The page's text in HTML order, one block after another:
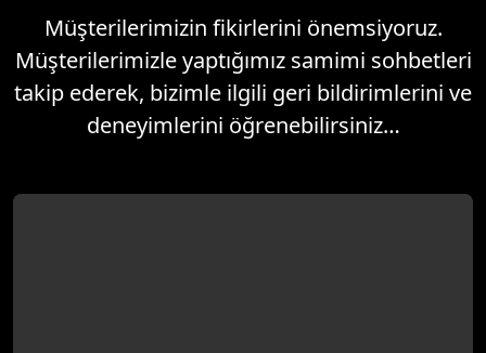
Müşterilerimizin fikirlerini önemsiyoruz.
Müşterilerimizle yaptığımız samimi sohbetleri
takip ederek, bizimle ilgili geri bildirimlerini ve
deneyimlerini öğrenebilirsiniz…